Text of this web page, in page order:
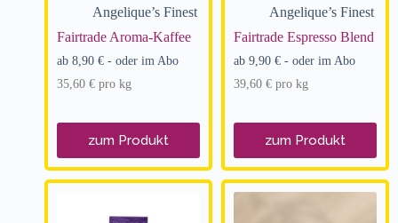
Angelique’s Finest
Fairtrade Aroma-Kaffee
ab 8,90 € - oder im Abo
35,60 € pro kg
zum Produkt
Angelique’s Finest
Fairtrade Espresso Blend
ab 9,90 € - oder im Abo
39,60 € pro kg
zum Produkt